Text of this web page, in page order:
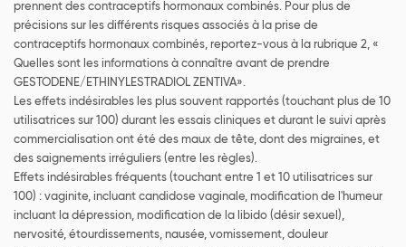
prennent des contraceptifs hormonaux combinés. Pour plus de
précisions sur les différents risques associés à la prise de
contraceptifs hormonaux combinés, reportez-vous à la rubrique 2, «
Quelles sont les informations à connaître avant de prendre
GESTODENE/ETHINYLESTRADIOL ZENTIVA».
Les effets indésirables les plus souvent rapportés (touchant plus de 10
utilisatrices sur 100) durant les essais cliniques et durant le suivi après
commercialisation ont été des maux de tête, dont des migraines, et
des saignements irréguliers (entre les règles).
Effets indésirables fréquents (touchant entre 1 et 10 utilisatrices sur
100) : vaginite, incluant candidose vaginale, modification de l'humeur
incluant la dépression, modification de la libido (désir sexuel),
nervosité, étourdissements, nausée, vomissement, douleur